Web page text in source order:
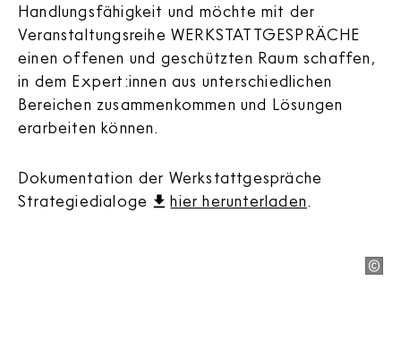
Handlungsfähigkeit und möchte mit der
Veranstaltungsreihe WERKSTATTGESPRÄCHE
einen offenen und geschützten Raum schaffen,
in dem Expert:innen aus unterschiedlichen
Bereichen zusammenkommen und Lösungen
erarbeiten können.
Dokumentation der Werkstattgespräche
Strategiedialoge
hier herunterladen.